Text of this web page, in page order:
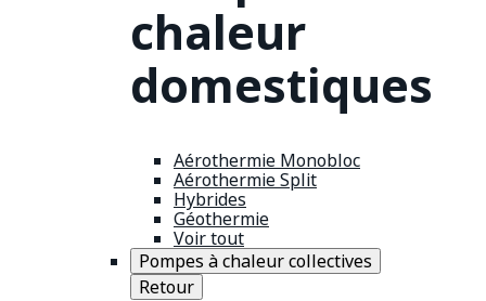
chaleur
domestiques
Aérothermie Monobloc
Aérothermie Split
Hybrides
Géothermie
Voir tout
Pompes à chaleur collectives
Retour